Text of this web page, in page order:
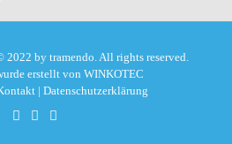
2022 by tramendo. All rights reserved.
erstellt von WINKOTEC
| Datenschutzerklärung